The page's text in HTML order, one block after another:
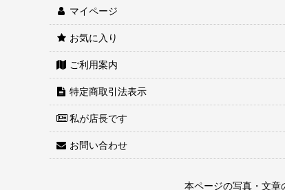
マイページ
お気に入り
ご利用案内
特定商取引法表示
私が店長です
お問い合わせ
本ページの写真・文